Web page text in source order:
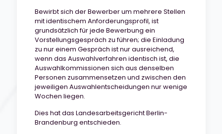
Bewirbt sich der Bewerber um mehrere Stellen
mit identischem Anforderungsprofil, ist
grundsätzlich für jede Bewerbung ein
Vorstellungsgespräch zu führen; die Einladung
zu nur einem Gespräch ist nur ausreichend,
wenn das Auswahlverfahren identisch ist, die
Auswahlkommissionen sich aus denselben
Personen zusammensetzen und zwischen den
jeweiligen Auswahlentscheidungen nur wenige
Wochen liegen.
Dies hat das Landesarbeitsgericht Berlin-
Brandenburg entschieden.